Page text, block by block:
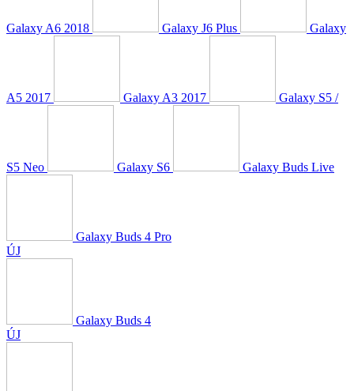
Galaxy A6 2018 Galaxy J6 Plus Galaxy
A5 2017 Galaxy A3 2017 Galaxy S5 /
S5 Neo Galaxy S6 Galaxy Buds Live
Galaxy Buds 4 Pro
ÚJ
Galaxy Buds 4
ÚJ